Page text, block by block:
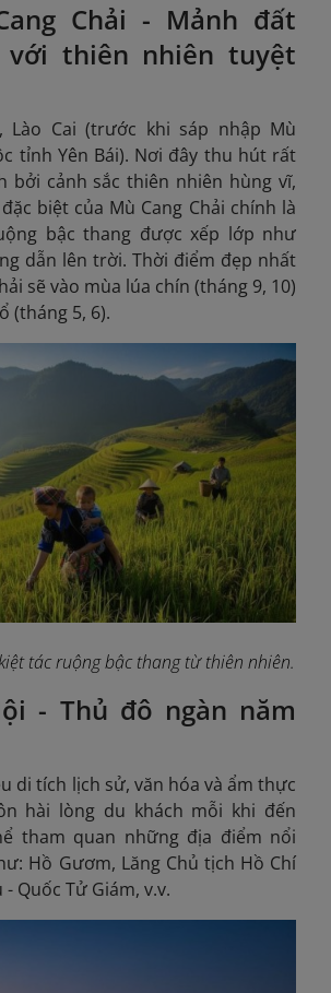
Chải - Mảnh đất
với thiên nhiên tuyệt
Lào Cai (trước khi sáp nhập Mù
tỉnh Yên Bái). Nơi đây thu hút rất
bởi cảnh sắc thiên nhiên hùng vĩ,
biệt của Mù Cang Chải chính là
bậc thang được xếp lớp như
dẫn lên trời. Thời điểm đẹp nhất
sẽ vào mùa lúa chín (tháng 9, 10)
(tháng 5, 6).
tác ruộng bậc thang từ thiên nhiên.
- Thủ đô ngàn năm
di tích lịch sử, văn hóa và ẩm thực
hài lòng du khách mỗi khi đến
tham quan những địa điểm nổi
Hồ Gươm, Lăng Chủ tịch Hồ Chí
Quốc Tử Giám, v.v.